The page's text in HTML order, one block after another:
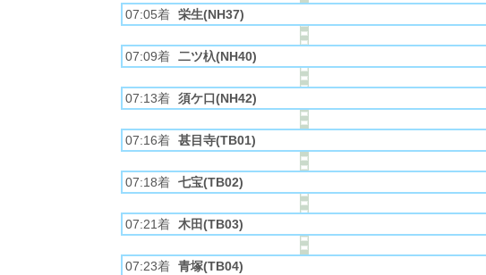
07:05着 栄生(NH37)
07:09着 二ツ杁(NH40)
07:13着 須ケ口(NH42)
07:16着 甚目寺(TB01)
07:18着 七宝(TB02)
07:21着 木田(TB03)
07:23着 青塚(TB04)